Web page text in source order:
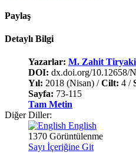
Paylaş
Detaylı Bilgi
Yazarlar: M. Zahit Tiryaki
DOI: dx.doi.org/10.12658/
Yıl: 2018 (Nisan) /Cilt: 4 /
Sayfa: 73-115
Tam Metin
Diğer Diller:
English
1370 Görüntülenme
Sayı İçeriğine Git